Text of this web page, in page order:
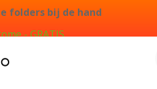
folders bij de hand
- GRATIS